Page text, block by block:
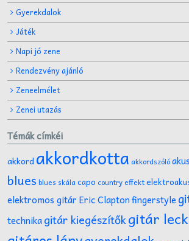
Gyerekdalok
Játék
Napi jó zene
Rendezvény ajánló
Zeneelmélet
Zenei utazás
Témák címkéi
akkordakkordkotta akkordszóló
blues blues skálacapo country effekt
elektromos gitár Eric Claptonfingerstyle
technikagitár kiegészítőkgitár